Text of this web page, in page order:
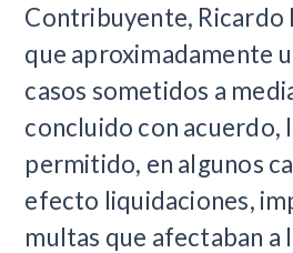
Contribuyente, Ricardo
que aproximadamente
casos sometidos a
concluido con acuerdo,
permitido, en algunos
efecto liquidaciones,
multas que afectaban a